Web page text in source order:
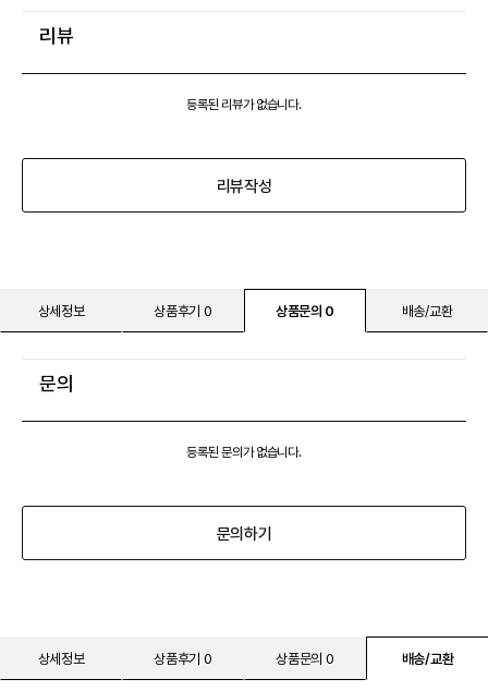
리뷰
등록된 리뷰가 없습니다.
리뷰작성
상세정보 상품후기 0 상품문의 0 배송/교환
문의
등록된 문의가 없습니다.
문의하기
상세정보 상품후기 0 상품문의 0 배송/교환